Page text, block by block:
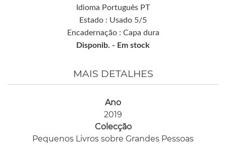
Idioma Português PT
Estado : Usado 5/5
Encadernação : Capa dura
Disponib. - Em stock
MAIS DETALHES
Ano
2019
Colecção
Pequenos Livros sobre Grandes Pessoas